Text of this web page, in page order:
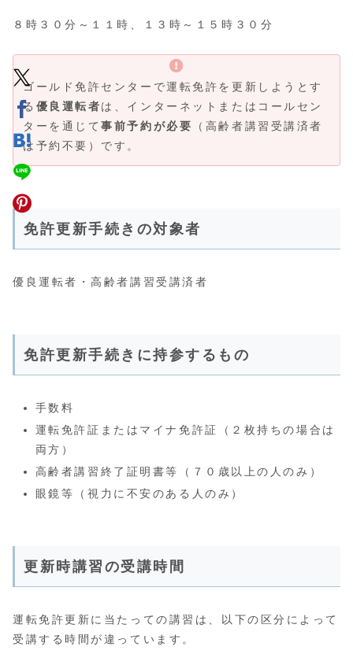
８時３０分～１１時、１３時～１５時３０分
ゴールド免許センターで運転免許を更新しようとす
る 優良運転者は、インターネットまたはコールセン
ターを通じて事前予約が必要
（高齢者講習受講済者
は予約不要）です。
免許更新手続きの対象者
優良運転者・高齢者講習受講済者
免許更新手続きに持参するもの
手数料
運転免許証またはマイナ免許証（２枚持ちの場合は
両方）
高齢者講習終了証明書等（７０歳以上の人のみ）
眼鏡等（視力に不安のある人のみ）
更新時講習の受講時間
運転免許更新に当たっての講習は、以下の区分によって
受講する時間が違っています。